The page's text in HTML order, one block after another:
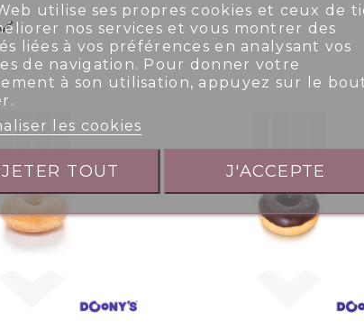
utilise ses propres cookies et ceux de
nos services et vous montrer des
liées à vos préférences en analysant vos
de navigation. Pour donner votre
à son utilisation, appuyez sur le
les cookies
TOUT J'ACCEPTE